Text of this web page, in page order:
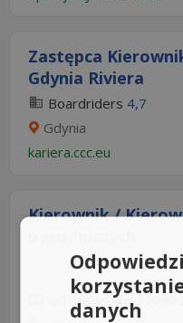
Zastępca
Gdynia Riviera
Boardriders 4,7
Gdynia
kariera.ccc.eu
Kierownik /
Umowa o pracę
od 10000 do
danych